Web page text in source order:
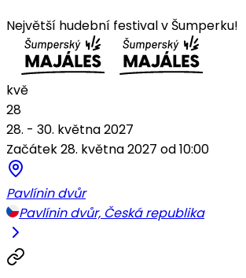
Největší hudební festival v Šumperku!
kvě
28
28. - 30. května 2027
Začátek 28. května 2027 od 10:00
Pavlínin dvůr
Pavlínin dvůr, Česká republika